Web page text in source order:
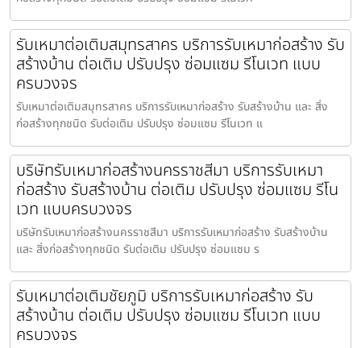
รับเหมาต่อเติมสมุทรสาคร บริการรับเหมาก่อสร้าง รับ
สร้างบ้าน ต่อเติม ปรับปรุง ซ่อมแซม รีโนเวท แบบ
ครบวงจร
รับเหมาต่อเติมสมุทรสาคร บริการรับเหมาก่อสร้าง รับสร้างบ้าน และ สิ่ง
ก่อสร้างทุกชนิด รับต่อเติม ปรับปรุง ซ่อมแซม รีโนเวท แ
บริษัทรับเหมาก่อสร้างนครราชสีมา บริการรับเหมา
ก่อสร้าง รับสร้างบ้าน ต่อเติม ปรับปรุง ซ่อมแซม รีโน
เวท แบบครบวงจร
บริษัทรับเหมาก่อสร้างนครราชสีมา บริการรับเหมาก่อสร้าง รับสร้างบ้าน
และ สิ่งก่อสร้างทุกชนิด รับต่อเติม ปรับปรุง ซ่อมแซม ร
รับเหมาต่อเติมชัยภูมิ บริการรับเหมาก่อสร้าง รับ
สร้างบ้าน ต่อเติม ปรับปรุง ซ่อมแซม รีโนเวท แบบ
ครบวงจร